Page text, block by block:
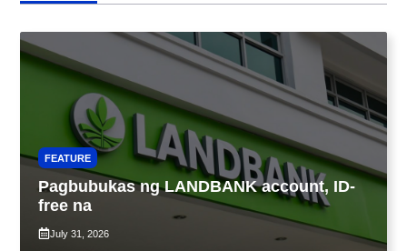
FEATURE
Pagbubukas ng LANDBANK account, ID-
free na
July 31, 2026